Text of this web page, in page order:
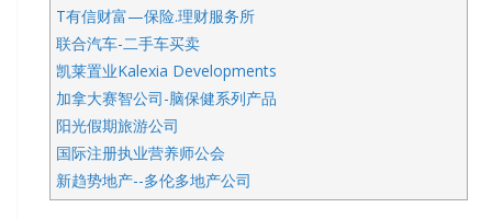
T有信财富—保险.理财服务所
联合汽车-二手车买卖
凯莱置业Kalexia Developments
加拿大赛智公司-脑保健系列产品
阳光假期旅游公司
国际注册执业营养师公会
新趋势地产--多伦多地产公司
呱呱电器